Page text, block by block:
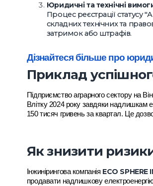
Юридичні та технічні
Процес реєстрації
складних технічних та
затримок або штрафів.
Дізнайтеся більше про
Приклад
Підприємство аграрного сектору на
Влітку 2024 року завдяки надлишкам
150 тисяч гривень за квартал. Це
Як знизити
Інжинірингова компанія ECO SPHERE
продавати надлишкову